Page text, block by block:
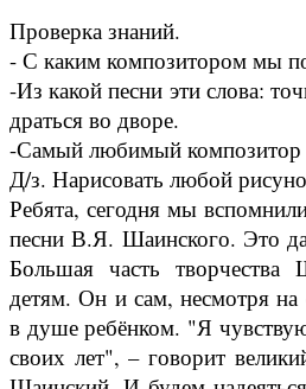
Проверка знаний.
- С каким композитором мы
-Из какой песни эти слова:
драться во дворе.
-Самый любимый
Д/з. Нарисовать любой
Ребята, сегодня мы
песни В.Я. Шаинского. Это
Большая часть творчества
детям. Он и сам, несмотря на
в душе ребёнком. "Я
своих лет", – говорит